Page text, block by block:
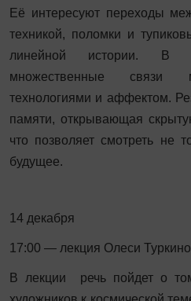
Её интересуют переходы
техникой, поломки и
линейной истории. В
множественные связи
технологиями и аффектом.
памяти, открывающая
что позволяет смотреть не
будущее.
14 декабря
17:00 — лекция Олеси
В лекции речь пойдет о